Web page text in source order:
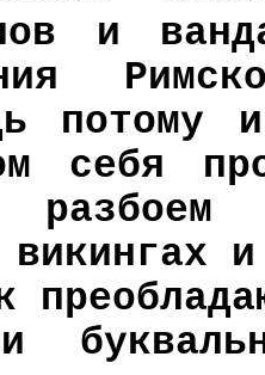
и
потому
себя
викингах
и